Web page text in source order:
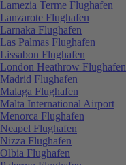
Lamezia Terme Flughafen
Lanzarote Flughafen
Larnaka Flughafen
Las Palmas Flughafen
Lissabon Flughafen
London Heathrow Flughafen
Madrid Flughafen
Malaga Flughafen
Malta International Airport
Menorca Flughafen
Neapel Flughafen
Nizza Flughafen
Olbia Flughafen